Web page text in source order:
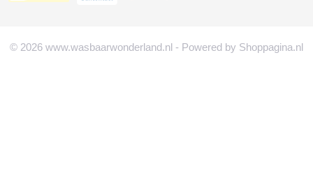
© 2026 www.wasbaarwonderland.nl - Powered by Shoppagina.nl